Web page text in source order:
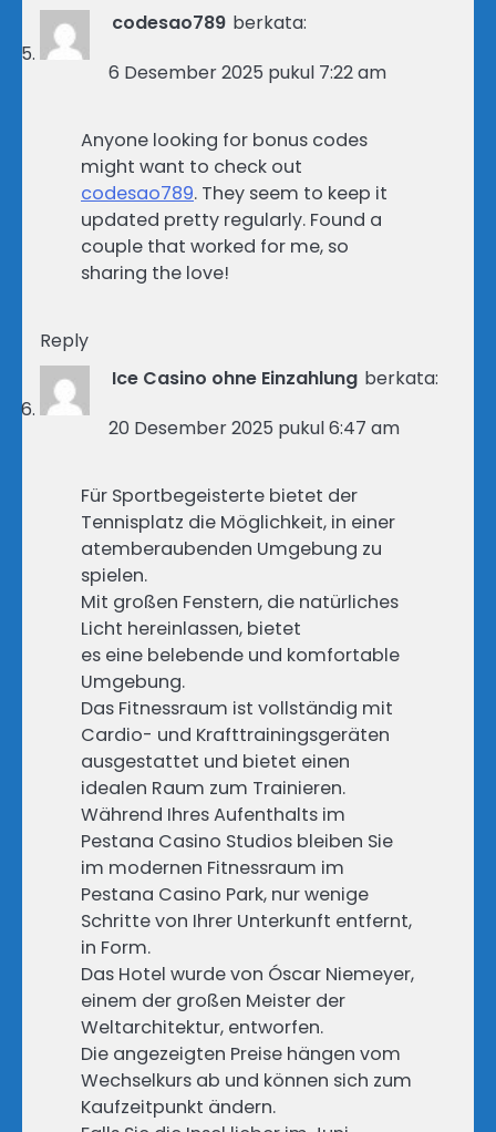
codesao789 berkata:
6 Desember 2025 pukul 7:22 am
Anyone looking for bonus codes
might want to check out
codesao789. They seem to keep it
updated pretty regularly. Found a
couple that worked for me, so
sharing the love!
Reply
Ice Casino ohne Einzahlung berkata:
20 Desember 2025 pukul 6:47 am
Für Sportbegeisterte bietet der
Tennisplatz die Möglichkeit, in einer
atemberaubenden Umgebung zu
spielen.
Mit großen Fenstern, die natürliches
Licht hereinlassen, bietet
es eine belebende und komfortable
Umgebung.
Das Fitnessraum ist vollständig mit
Cardio- und Krafttrainingsgeräten
ausgestattet und bietet einen
idealen Raum zum Trainieren.
Während Ihres Aufenthalts im
Pestana Casino Studios bleiben Sie
im modernen Fitnessraum im
Pestana Casino Park, nur wenige
Schritte von Ihrer Unterkunft entfernt,
in Form.
Das Hotel wurde von Óscar Niemeyer,
einem der großen Meister der
Weltarchitektur, entworfen.
Die angezeigten Preise hängen vom
Wechselkurs ab und können sich zum
Kaufzeitpunkt ändern.